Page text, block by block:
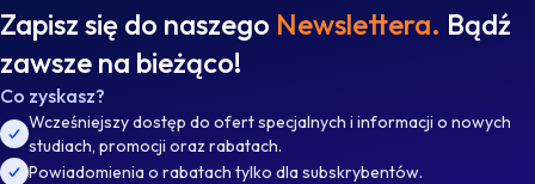
Zapisz się do naszego Newslettera. Bądź
zawsze na bieżąco!
Co zyskasz?
Wcześniejszy dostęp do ofert specjalnych i informacji o nowych
studiach, promocji oraz rabatach.
Powiadomienia o rabatach tylko dla subskrybentów.